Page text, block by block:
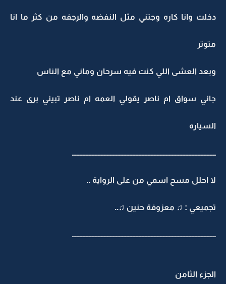
دخلت وانا كاره وجتني مثل النفضه والرجفه من كثر ما انا
متوتر
وبعد العشى اللي كنت فيه سرحان وماني مع الناس
جاني سواق ام ناصر يقولي العمه ام ناصر تبيني برى عند
السياره
ـــــــــــــــــــــــــــــــــــــــــــــــــــــــــــــــــــــــــــــــــــــــــــــــ
لا احلل مسح اسمي من على الرواية ..
تجميعي : ♫ معزوفة حنين ♫..
ـــــــــــــــــــــــــــــــــــــــــــــــــــــــــــــــــــــــــــــــــــــــــــــــ
الجزء الثامن